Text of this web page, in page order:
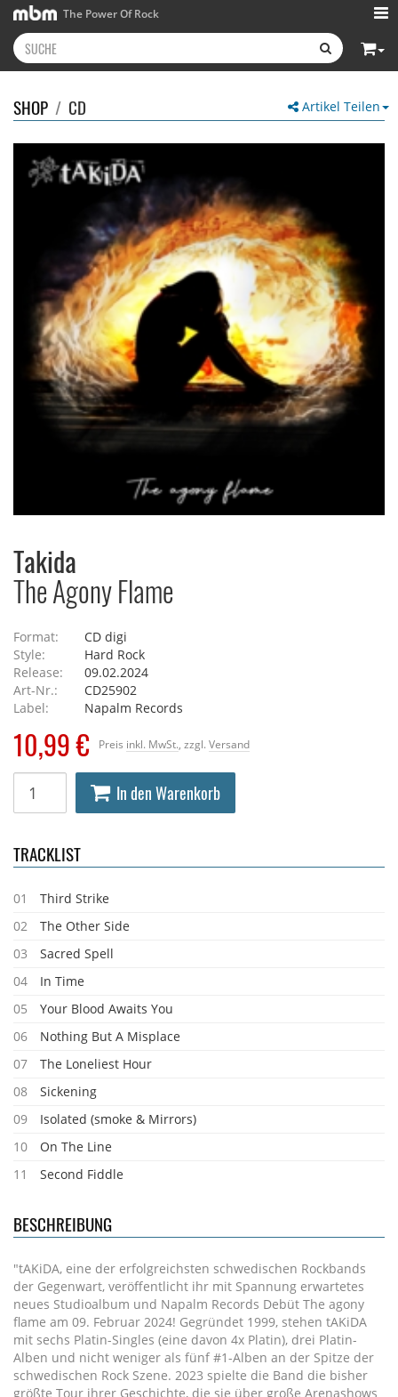
The Power Of Rock
Artikel Teilen
SHOP / CD
Takida
The Agony Flame
Format:
CD digi
Style:
Hard Rock
Release:
09.02.2024
Art-Nr.:
CD25902
Label:
Napalm Records
Preis inkl. MwSt. , zzgl. Versand
10,99 €
In den Warenkorb
TRACKLIST
01
Third Strike
02
The Other Side
03
Sacred Spell
04
In Time
05
Your Blood Awaits You
06
Nothing But A Misplace
07
The Loneliest Hour
08
Sickening
09
Isolated (smoke & Mirrors)
10
On The Line
11
Second Fiddle
BESCHREIBUNG
"tAKiDA, eine der erfolgreichsten schwedischen Rockbands
der Gegenwart, veröffentlicht ihr mit Spannung erwartetes
neues Studioalbum und Napalm Records Debüt The agony
flame am 09. Februar 2024! Gegründet 1999, stehen tAKiDA
mit sechs Platin-Singles (eine davon 4x Platin), drei Platin-
Alben und nicht weniger als fünf #1-Alben an der Spitze der
schwedischen Rock Szene. 2023 spielte die Band die bisher
größte Tour ihrer Geschichte, die sie über große Arenashows